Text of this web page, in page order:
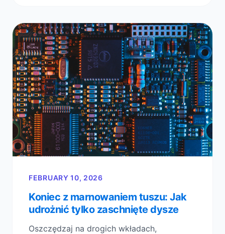
FEBRUARY 10, 2026
Koniec z marnowaniem tuszu: Jak
udrożnić tylko zaschnięte dysze
Oszczędzaj na drogich wkładach,